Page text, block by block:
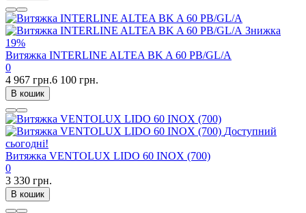
Знижка
19%
Витяжка INTERLINE ALTEA BK A 60 PB/GL/A
0
4 967 грн.6 100 грн.
В кошик
Доступний
сьогодні!
Витяжка VENTOLUX LIDO 60 INOX (700)
0
3 330 грн.
В кошик